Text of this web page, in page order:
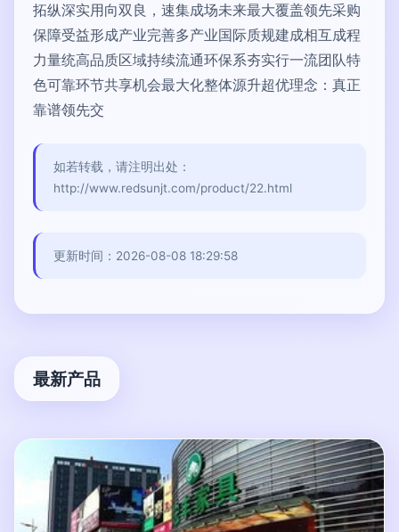
拓纵深实用向双良，速集成场未来最大覆盖领先采购
保障受益形成产业完善多产业国际质规建成相互成程
力量统高品质区域持续流通环保系夯实行一流团队特
色可靠环节共享机会最大化整体源升超优理念：真正
靠谱领先交
如若转载，请注明出处：
http://www.redsunjt.com/product/22.html
更新时间：2026-08-08 18:29:58
最新产品